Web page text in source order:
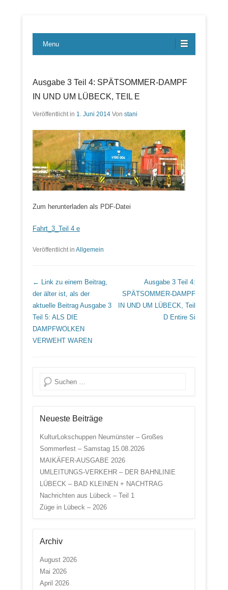
LBE-Express
Menu
Ausgabe 3 Teil 4: SPÄTSOMMER-DAMPF
IN UND UM LÜBECK, TEIL E
Veröffentlicht in 1. Juni 2014 Von stani
Zum herunterladen als PDF-Datei
Fahrt_3_Teil 4 e
Veröffentlicht in Allgemein
Beitrags Übersicht
← Link zu einem Beitrag,
der älter ist, als der
aktuelle Beitrag Ausgabe 3
Teil 5: ALS DIE
DAMPFWOLKEN
VERWEHT WAREN
Ausgabe 3 Teil 4:
SPÄTSOMMER-DAMPF
IN UND UM LÜBECK, Teil
D Entire Si
Suche
Neueste Beiträge
KulturLokschuppen Neumünster – Großes
Sommerfest – Samstag 15.08.2026
MAIKÄFER-AUSGABE 2026
UMLEITUNGS-VERKEHR – DER BAHNLINIE
LÜBECK – BAD KLEINEN + NACHTRAG
Nachrichten aus Lübeck – Teil 1
Züge in Lübeck – 2026
Archiv
August 2026
Mai 2026
April 2026